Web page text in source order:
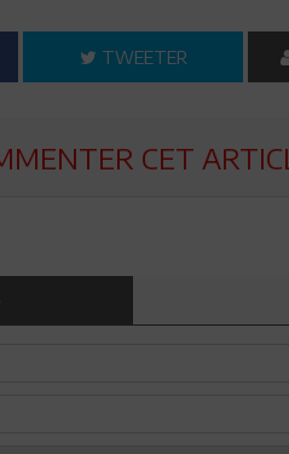
TWEETER
CET